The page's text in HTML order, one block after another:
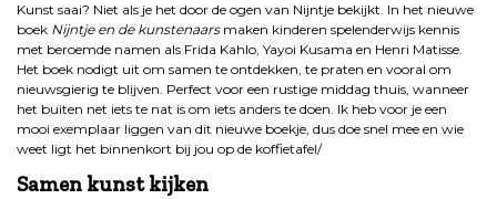
Kunst saai? Niet als je het door de ogen van Nijntje bekijkt. In het nieuwe
boek Nijntje en de kunstenaarsmaken kinderen spelenderwijs kennis
met beroemde namen als Frida Kahlo, Yayoi Kusama en Henri Matisse.
Het boek nodigt uit om samen te ontdekken, te praten en vooral om
nieuwsgierig te blijven. Perfect voor een rustige middag thuis, wanneer
het buiten net iets te nat is om iets anders te doen. Ik heb voor je een
mooi exemplaar liggen van dit nieuwe boekje, dus doe snel mee en wie
weet ligt het binnenkort bij jou op de koffietafel/
Samen kunst kijken